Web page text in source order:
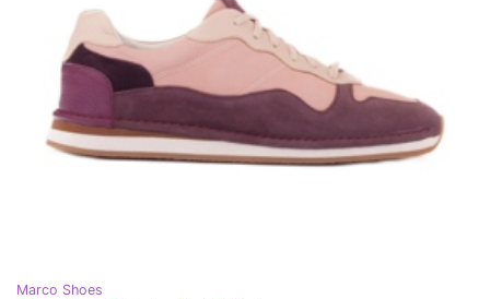
Marco Shoes